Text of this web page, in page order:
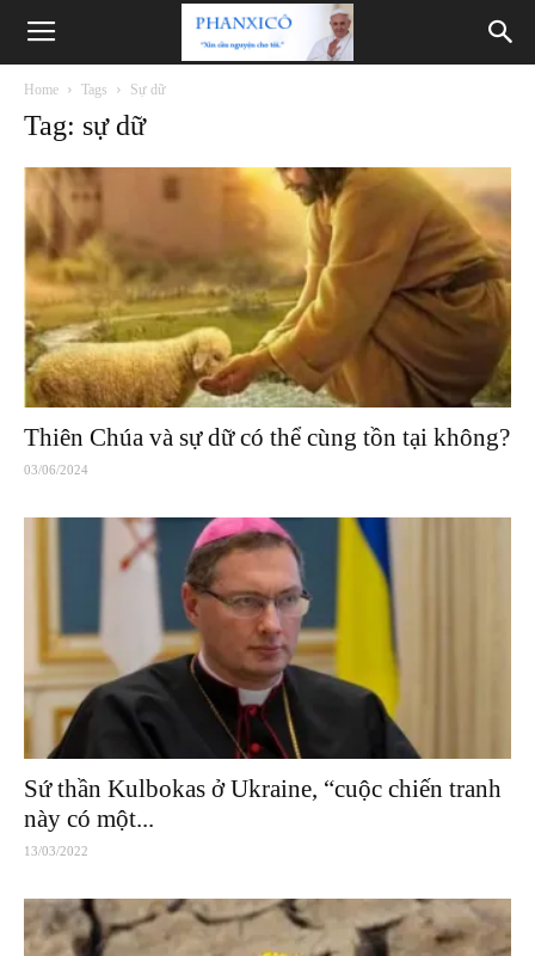
Phanxicô
Home Tags Sự dữ
Tag: sự dữ
Thiên Chúa và sự dữ có thể cùng tồn tại không?
03/06/2024
Sứ thần Kulbokas ở Ukraine, “cuộc chiến tranh
này có một...
13/03/2022